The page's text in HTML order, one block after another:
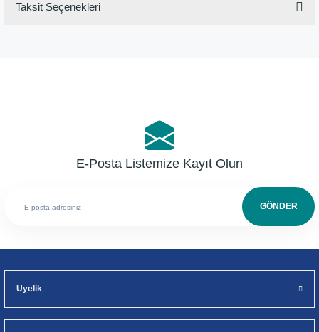
Taksit Seçenekleri
E-Posta Listemize Kayıt Olun
GÖNDER
Üyelik